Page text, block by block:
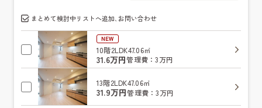
まとめて検討中リストへ追加､お問い合わせ
NEW
10階2LDK47.06㎡
31.6万円管理費：3万円
13階2LDK47.06㎡
31.9万円管理費：3万円